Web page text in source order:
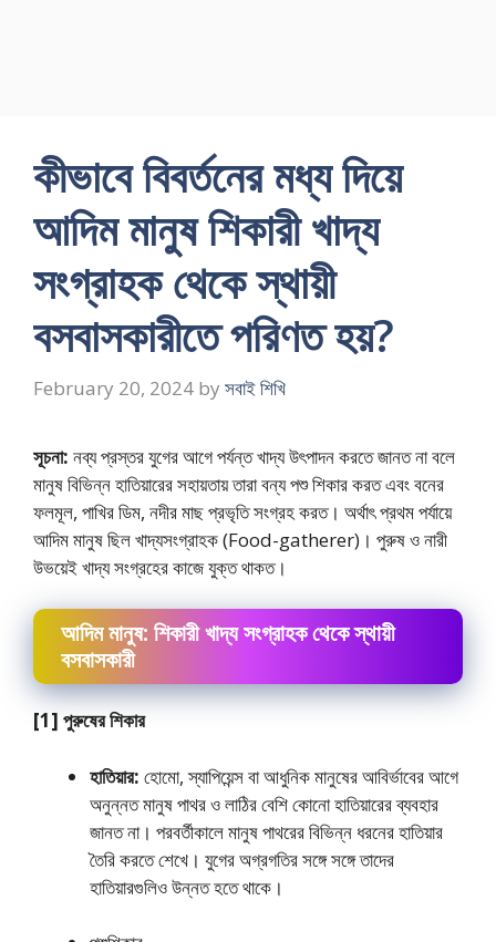
কীভাবে বিবর্তনের মধ্য দিয়ে
আদিম মানুষ শিকারী খাদ্য
সংগ্রাহক থেকে স্থায়ী
বসবাসকারীতে পরিণত হয়?
February 20, 2024 by সবাই শিখি
সূচনা: নব্য প্রস্তর যুগের আগে পর্যন্ত খাদ্য উৎপাদন করতে জানত না বলে
মানুষ বিভিন্ন হাতিয়ারের সহায়তায় তারা বন্য পশু শিকার করত এবং বনের
ফলমূল, পাখির ডিম, নদীর মাছ প্রভৃতি সংগ্রহ করত। অর্থাৎ প্রথম পর্যায়ে
আদিম মানুষ ছিল খাদ্যসংগ্রাহক (Food-gatherer)। পুরুষ ও নারী
উভয়েই খাদ্য সংগ্রহের কাজে যুক্ত থাকত।
আদিম মানুষ: শিকারী খাদ্য সংগ্রাহক থেকে স্থায়ী
বসবাসকারী
[1] পুরুষের শিকার
হাতিয়ার: হােমাে, স্যাপিয়েন্স বা আধুনিক মানুষের আবির্ভাবের আগে
অনুন্নত মানুষ পাথর ও লাঠির বেশি কোনাে হাতিয়ারের ব্যবহার
জানত না। পরবর্তীকালে মানুষ পাথরের বিভিন্ন ধরনের হাতিয়ার
তৈরি করতে শেখে। যুগের অগ্রগতির সঙ্গে সঙ্গে তাদের
হাতিয়ারগুলিও উন্নত হতে থাকে।